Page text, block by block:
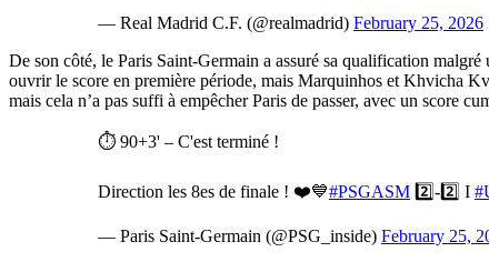
— Real Madrid C.F. (@realmadrid) February 25, 2026
De son côté, le Paris Saint-Germain a assuré sa qualification
ouvrir le score en première période, mais Marquinhos et Khvicha
mais cela n’a pas suffi à empêcher Paris de passer, avec un score
⏱️ 90+3' – C'est terminé !
Direction les 8es de finale ! ❤️💙#PSGASM 2️⃣-2️⃣ I
— Paris Saint-Germain (@PSG_inside) February 25,